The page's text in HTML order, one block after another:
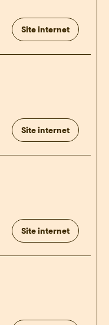
Site internet
Site internet
Site internet